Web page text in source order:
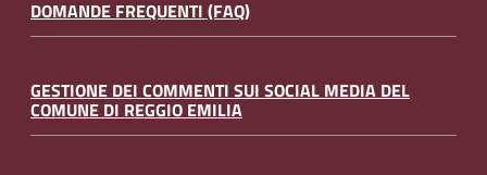
DOMANDE FREQUENTI (FAQ)
GESTIONE DEI COMMENTI SUI SOCIAL MEDIA DEL
COMUNE DI REGGIO EMILIA